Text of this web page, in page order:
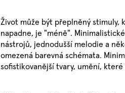
Život může být přeplněný stimuly,
napadne, je "méně".
nástrojů, jednodušší melodie a
omezená barevná schémata.
sofistikovanější tvary, umění,